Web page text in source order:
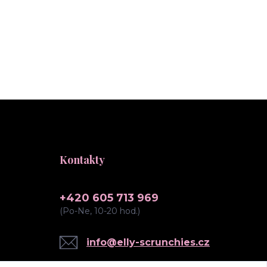
Kontakty
+420 605 713 969
(Po-Ne, 10-20 hod.)
info@elly-scrunchies.cz